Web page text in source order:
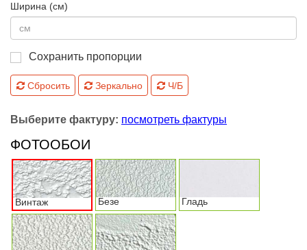
Ширина (см)
Сохранить пропорции
Сбросить Зеркально Ч/Б
Выберите фактуру: посмотреть фактуры
ФОТООБОИ
Винтаж Безе Гладь